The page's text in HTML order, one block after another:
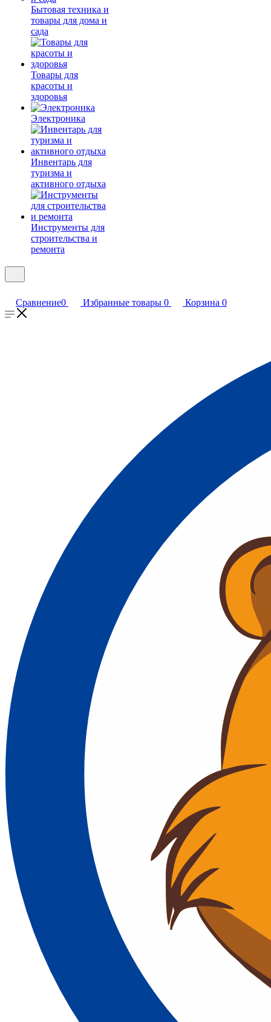
Бытовая техника и
товары для дома и
сада
Товары для
красоты и
здоровья
Электроника
Инвентарь для
туризма и
активного отдыха
Инструменты для
строительства и
ремонта
Сравнение0 Избранные товары 0 Корзина 0